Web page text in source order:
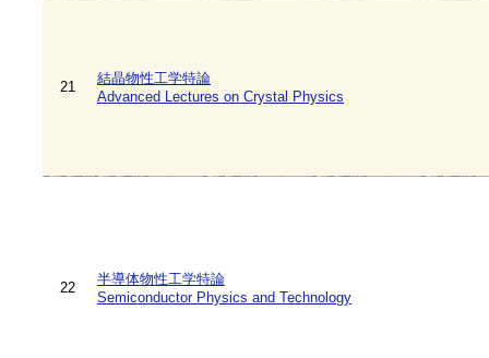
21
結晶物性工学特論
Advanced Lectures on Crystal Physics
22
半導体物性工学特論
Semiconductor Physics and Technology